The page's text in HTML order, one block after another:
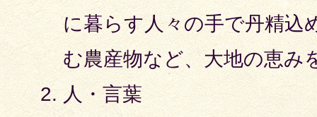
に暮らす人々の手で丹精込
む農産物など、大地の恵み
人・言葉